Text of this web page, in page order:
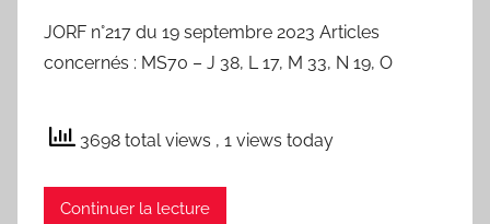
JORF n°217 du 19 septembre 2023 Articles
concernés : MS70 – J 38, L 17, M 33, N 19, O
3698 total views , 1 views today
Continuer la lecture